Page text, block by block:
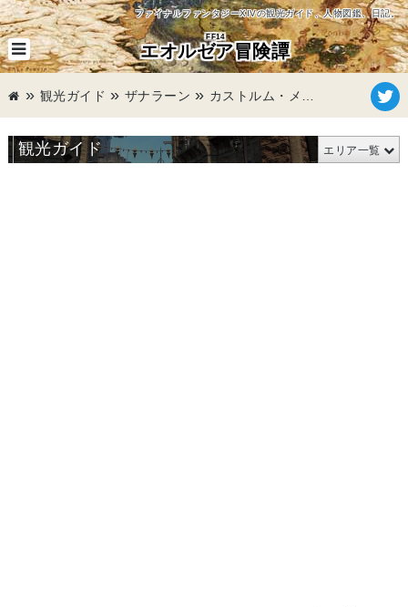
ファイナルファンタジーXIVの観光ガイド、人物図鑑、日記。
FF14
エオルゼア冒険譚
観光ガイド ザナラーン
観光ガイド エリア一覧